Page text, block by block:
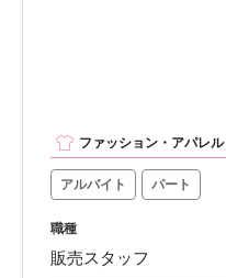
ファッション・アパレル
アルバイト パート
職種
販売スタッフ